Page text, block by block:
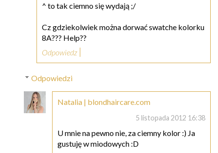
^ to tak ciemno się wydają ;/
Cz gdziekolwiek można dorwać swatche kolorku
8A??? Help??
Odpowiedz
Odpowiedzi
Natalia | blondhaircare.com
5 listopada 2012 16:38
U mnie na pewno nie, za ciemny kolor :) Ja
gustuję w miodowych :D